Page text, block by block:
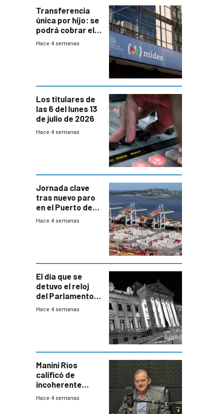
Transferencia
única por hijo: se
podrá cobrar el
100% en efectivo
Hace 4 semanas
Los titulares de
las 6 del lunes 13
de julio de 2026
Hace 4 semanas
Jornada clave
tras nuevo paro
en el Puerto de
Montevideo
Hace 4 semanas
El día que se
detuvo el reloj
del Parlamento
para negociar
Hace 4 semanas
Manini Ríos
calificó de
incoherente
decisión de
Hace 4 semanas